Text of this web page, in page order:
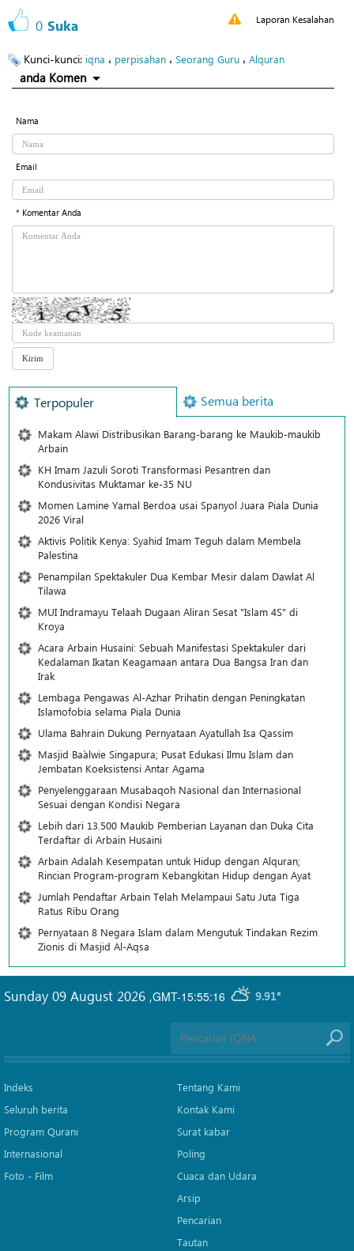
0 Suka Laporan Kesalahan
Kunci-kunci: iqna ، perpisahan ، Seorang Guru ، Alquran
anda Komen
Nama
Email
* Komentar Anda
Terpopuler Semua berita
Makam Alawi Distribusikan Barang-barang ke Maukib-maukib
Arbain
KH Imam Jazuli Soroti Transformasi Pesantren dan
Kondusivitas Muktamar ke-35 NU
Momen Lamine Yamal Berdoa usai Spanyol Juara Piala Dunia
2026 Viral
Aktivis Politik Kenya: Syahid Imam Teguh dalam Membela
Palestina
Penampilan Spektakuler Dua Kembar Mesir dalam Dawlat Al
Tilawa
MUI Indramayu Telaah Dugaan Aliran Sesat "Islam 4S" di
Kroya
Acara Arbain Husaini: Sebuah Manifestasi Spektakuler dari
Kedalaman Ikatan Keagamaan antara Dua Bangsa Iran dan
Irak
Lembaga Pengawas Al-Azhar Prihatin dengan Peningkatan
Islamofobia selama Piala Dunia
Ulama Bahrain Dukung Pernyataan Ayatullah Isa Qassim
Masjid Ba`alwie Singapura; Pusat Edukasi Ilmu Islam dan
Jembatan Koeksistensi Antar Agama
Penyelenggaraan Musabaqoh Nasional dan Internasional
Sesuai dengan Kondisi Negara
Lebih dari 13.500 Maukib Pemberian Layanan dan Duka Cita
Terdaftar di Arbain Husaini
Arbain Adalah Kesempatan untuk Hidup dengan Alquran;
Rincian Program-program Kebangkitan Hidup dengan Ayat
Jumlah Pendaftar Arbain Telah Melampaui Satu Juta Tiga
Ratus Ribu Orang
Pernyataan 8 Negara Islam dalam Mengutuk Tindakan Rezim
Zionis di Masjid Al-Aqsa
GMT-15:55:16 9.91°
Sunday 09 August 2026 ,
Indeks
Seluruh berita
Program Qurani
Internasional
Foto - Film
Tentang Kami
Kontak Kami
Surat kabar
Poling
Cuaca dan Udara
Arsip
Pencarian
Tautan